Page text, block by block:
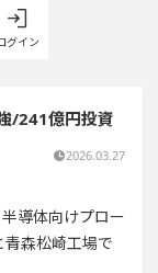
グイン
/241億円投資
2026.03.27
導体向けプロー
森松崎工場で